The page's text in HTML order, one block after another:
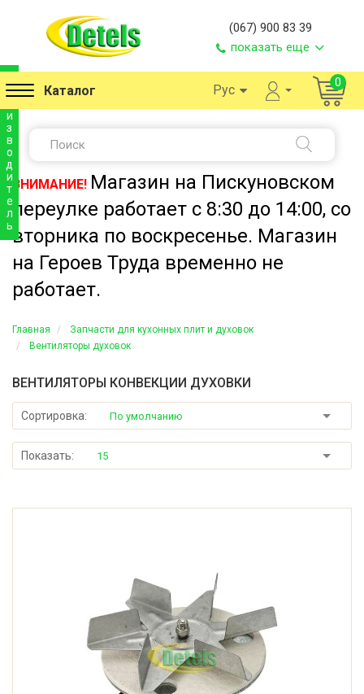
(067) 900 83 39
показать еще
Каталог Рус 0
ВНИМАНИЕ! Магазин на Пискуновском
переулке работает с 8:30 до 14:00, со
вторника по воскресенье. Магазин
на Героев Труда временно не
работает.
Главная
Запчасти для кухонных плит и духовок
Вентиляторы духовок
ВЕНТИЛЯТОРЫ КОНВЕКЦИИ ДУХОВКИ
Сортировка: По умолчанию
Показать: 15
р
и
з
в
о
д
и
т
е
л
ь